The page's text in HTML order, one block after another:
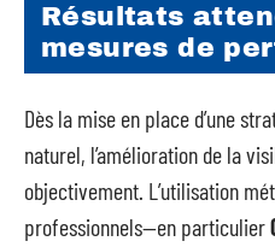
Résultats
mesures de
Dès la mise en place d’une
naturel, l’amélioration de la
objectivement. L’utilisation
professionnels—en particulier